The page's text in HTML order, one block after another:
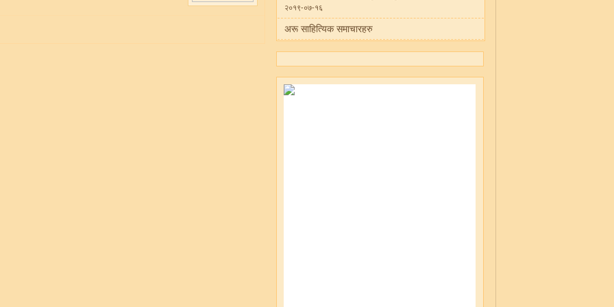
२०१९-०७-१६
अरू साहित्यिक समाचारहरु